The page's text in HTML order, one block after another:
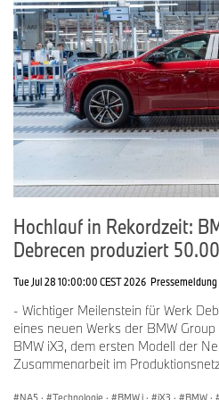
seiner digitalen Architektur und
Zusammenarbeit in der Lieferkette
an flexibler Fertigung, KI-
einem hochvernetzten digitalen
Standort eine solide Basis für die
der Neuen Klasse und stärkt
von BMW in den Feldern
Nachhaltigkeit weiter – und
der Zukunft der Premium-
Hochlauf in Rekordzeit:
Debrecen produziert
Tue Jul 28 10:00:00 CEST 2026 Pressemeldung
- Wichtiger Meilenstein für Werk
eines neuen Werks der BMW
BMW iX3, dem ersten Modell der
Zusammenarbeit im
NA5 · Technologie · BMW i · iX3 · BMW ·